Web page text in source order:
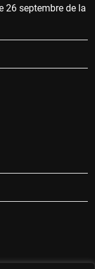
26 septembre de la